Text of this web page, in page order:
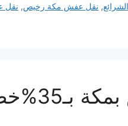
, نقل عفش مكة رخيص, نقل
ارخص